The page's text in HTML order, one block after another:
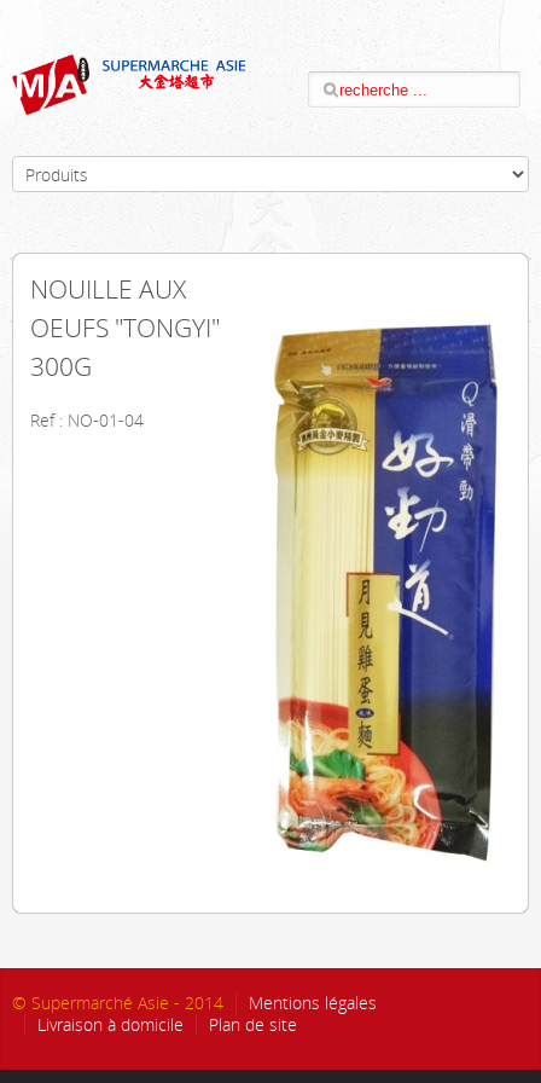
NOUILLE AUX
OEUFS "TONGYI"
300G
Ref : NO-01-04
© Supermarché Asie - 2014
Mentions légales
Livraison à domicile
Plan de site